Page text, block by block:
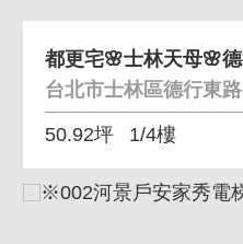
台北市士林區德行東路
50.92坪 1/4樓